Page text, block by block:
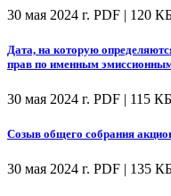
30 мая 2024 г. PDF | 120
Дата, на которую
прав по именным
30 мая 2024 г. PDF | 115 КБ
Созыв общего собрания
30 мая 2024 г. PDF | 135